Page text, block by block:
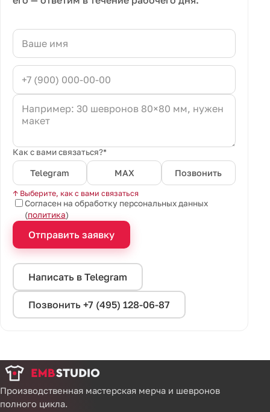
Как с вами связаться?*
Telegram MAX Позвонить
↑ Выберите, как с вами связаться
Согласен на обработку персональных данных
(политика)
Отправить заявку
Написать в Telegram
Позвонить +7 (495) 128-06-87
Производственная мастерская мерча и шевронов
полного цикла.